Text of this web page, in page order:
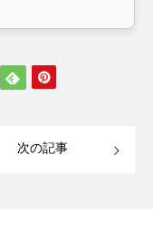
次の記事